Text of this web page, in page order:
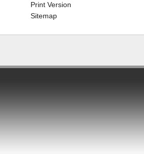
Print Version
Sitemap